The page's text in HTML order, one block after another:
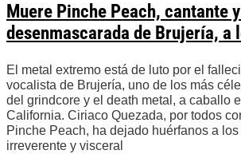
Muere Pinche Peach, cantante
desenmascarada de Brujería, a
El metal extremo está de luto por el
vocalista de Brujería, uno de los más
del grindcore y el death metal, a caballo
California. Ciriaco Quezada, por todos
Pinche Peach, ha dejado huérfanos a
irreverente y visceral